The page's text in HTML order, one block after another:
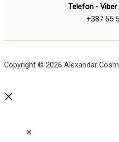
Telefon -
+387 65
Copyright © 2026 Alexandar